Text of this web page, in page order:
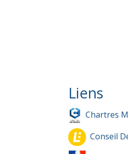
Liens
Chartres
Conseil